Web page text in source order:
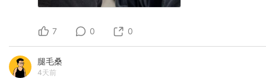
7 0 0
腿毛桑
4天前